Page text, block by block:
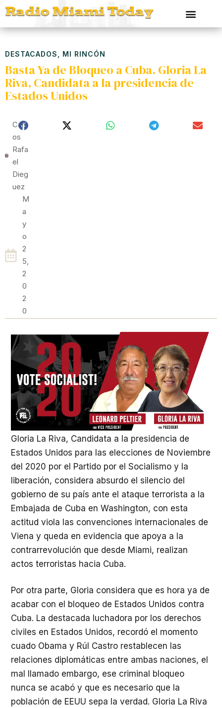
DESTACADOS MI RINCÓN
Basta Ya de Bloqueo a Cuba. Gloria La
Riva, Candidata a la presidencia de
Estados Unidos
Carl
Os
Rafa
El
Dieg
Uez
M
A
Y
O
2
5,
2
0
2
0
Gloria La Riva, Candidata a la presidencia de
Estados Unidos para las elecciones de Noviembre
del 2020 por el Partido por el Socialismo y la
liberación, considera absurdo el silencio del
gobierno de su país ante el ataque terrorista a la
Embajada de Cuba en Washington, con esta
actitud viola las convenciones internacionales de
Viena y queda en evidencia que apoya a la
contrarrevolución que desde Miami, realizan
actos terroristas hacia Cuba.
Por otra parte, Gloria considera que es hora ya de
acabar con el bloqueo de Estados Unidos contra
Cuba. La destacada luchadora por los derechos
civiles en Estados Unidos, recordó el momento
cuado Obama y Rúl Castro restablecen las
relaciones diplomáticas entre ambas naciones, el
mal llamado embargo, ese criminal bloqueo
nunca se acabó y que es necesario que la
población de EEUU sepa la verdad. Gloria La Riva